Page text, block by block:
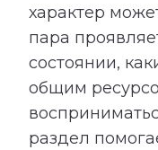
характер
пара
состоянии,
общим
раздел